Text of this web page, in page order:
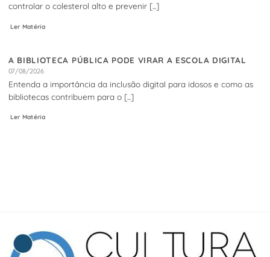
controlar o colesterol alto e prevenir [...]
Ler Matéria
A BIBLIOTECA PÚBLICA PODE VIRAR A ESCOLA DIGITAL
07/08/2026
Entenda a importância da inclusão digital para idosos e como as
bibliotecas contribuem para o [...]
Ler Matéria